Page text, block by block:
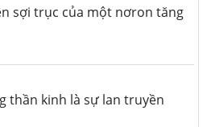
sợi trục của một nơron tăng
thần kinh là sự lan truyền